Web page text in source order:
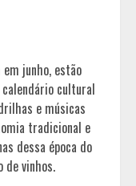
junho, estão
cultural
e músicas
tradicional e
dessa época do
de vinhos.